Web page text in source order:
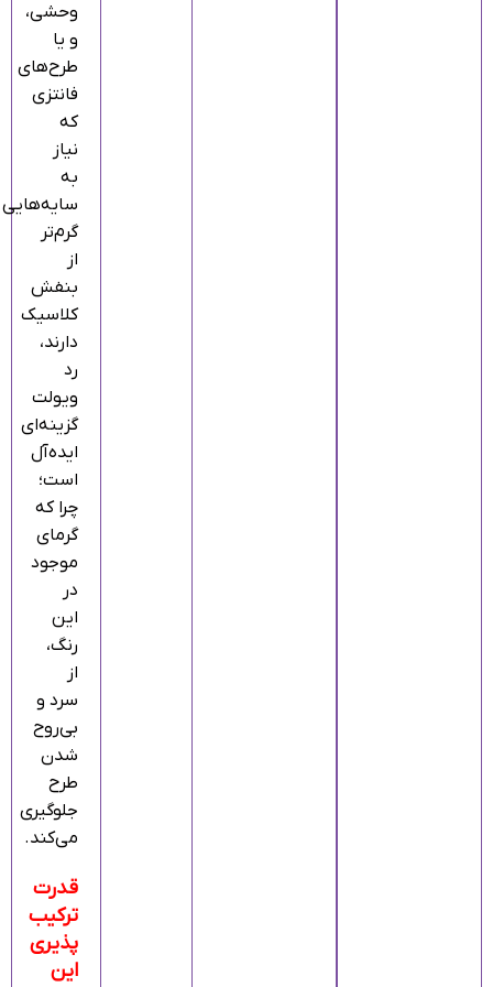
وحشی،
و یا
طرح‌های
فانتزی
که
نیاز
به
سایه‌هایی
گرم‌تر
از
بنفش
کلاسیک
دارند،
رد
ویولت
گزینه‌ای
ایده‌آل
است؛
چرا که
گرمای
موجود
در
این
رنگ،
از
سرد و
بی‌روح
شدن
طرح
جلوگیری
می‌کند.
قدرت
ترکیب‌
پذیری
این